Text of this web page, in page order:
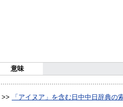
意味
>> 「アイヌア」を含む日中中日辞典の